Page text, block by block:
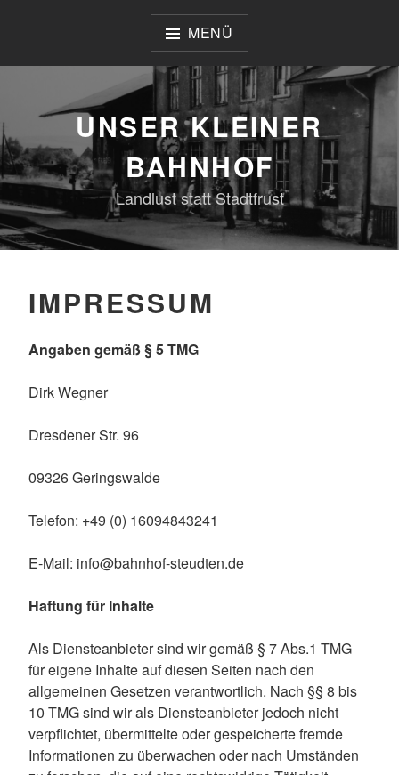
MENÜ
UNSER KLEINER
BAHNHOF
Landlust statt Stadtfrust
IMPRESSUM
Angaben gemäß § 5 TMG
Dirk Wegner
Dresdener Str. 96
09326 Geringswalde
Telefon: +49 (0) 16094843241
E-Mail: info@bahnhof-steudten.de
Haftung für Inhalte
Als Diensteanbieter sind wir gemäß § 7 Abs.1 TMG
für eigene Inhalte auf diesen Seiten nach den
allgemeinen Gesetzen verantwortlich. Nach §§ 8 bis
10 TMG sind wir als Diensteanbieter jedoch nicht
verpflichtet, übermittelte oder gespeicherte fremde
Informationen zu überwachen oder nach Umständen